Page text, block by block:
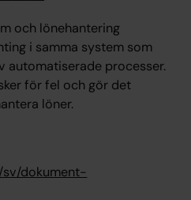
och lönehantering
i samma system som
automatiserade processer.
för fel och gör det
löner.
sv/dokument-